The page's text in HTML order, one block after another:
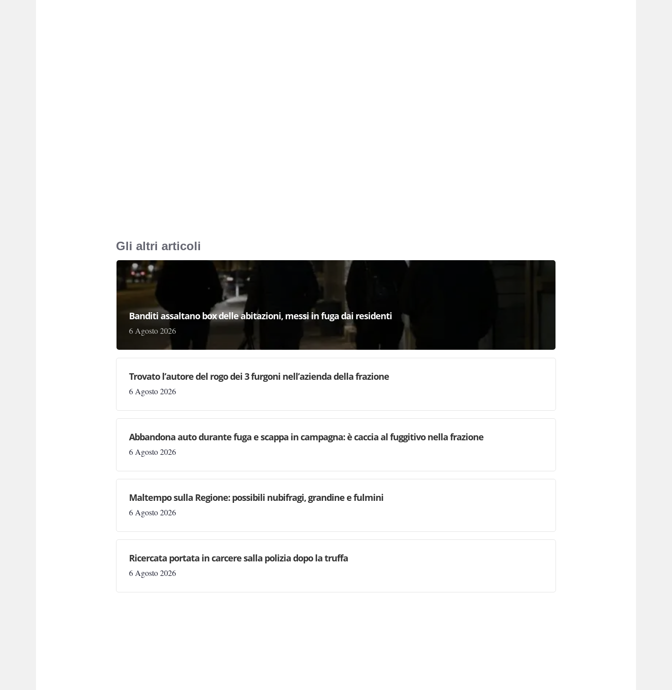
Gli altri articoli
Banditi assaltano box delle abitazioni, messi in fuga dai residenti
6 Agosto 2026
Trovato l’autore del rogo dei 3 furgoni nell’azienda della frazione
6 Agosto 2026
Abbandona auto durante fuga e scappa in campagna: è caccia al fuggitivo nella frazione
6 Agosto 2026
Maltempo sulla Regione: possibili nubifragi, grandine e fulmini
6 Agosto 2026
Ricercata portata in carcere salla polizia dopo la truffa
6 Agosto 2026